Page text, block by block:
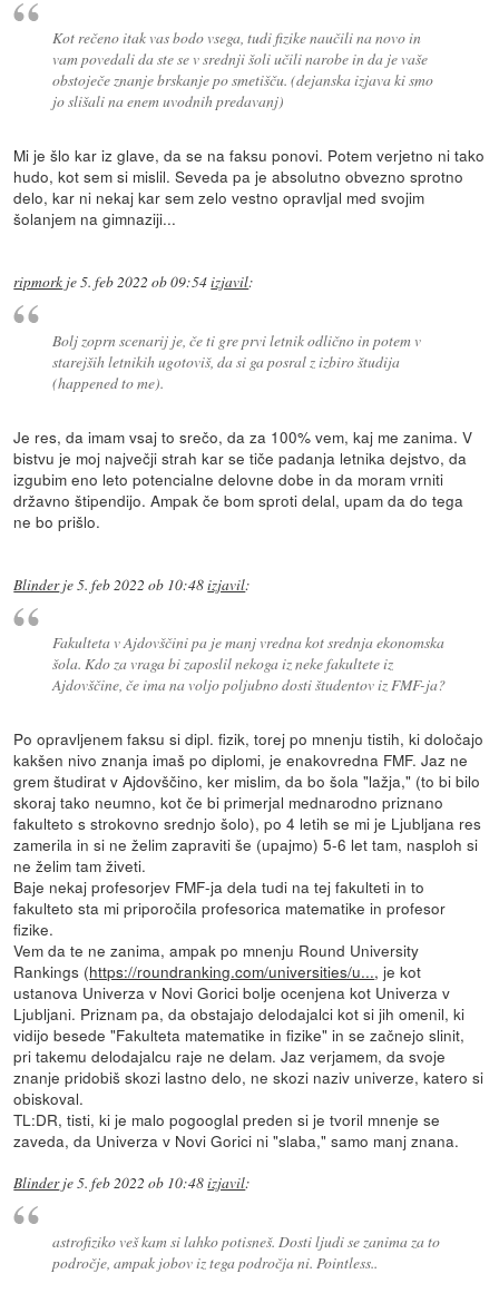
Kot rečeno itak vas bodo vsega, tudi fizike naučili na novo in
vam povedali da ste se v srednji šoli učili narobe in da je vaše
obstoječe znanje brskanje po smetišču. (dejanska izjava ki smo
jo slišali na enem uvodnih predavanj)
Mi je šlo kar iz glave, da se na faksu ponovi. Potem verjetno ni tako
hudo, kot sem si mislil. Seveda pa je absolutno obvezno sprotno
delo, kar ni nekaj kar sem zelo vestno opravljal med svojim
šolanjem na gimnaziji...
ripmork je5. feb 2022 ob 09:54izjavil:
Bolj zoprn scenarij je, če ti gre prvi letnik odlično in potem v
starejših letnikih ugotoviš, da si ga posral z izbiro študija
(happened to me).
Je res, da imam vsaj to srečo, da za 100% vem, kaj me zanima. V
bistvu je moj največji strah kar se tiče padanja letnika dejstvo, da
izgubim eno leto potencialne delovne dobe in da moram vrniti
državno štipendijo. Ampak če bom sproti delal, upam da do tega
ne bo prišlo.
Blinderje5. feb 2022 ob 10:48izjavil:
Fakulteta v Ajdovščini pa je manj vredna kot srednja ekonomska
šola. Kdo za vraga bi zaposlil nekoga iz neke fakultete iz
Ajdovščine, če ima na voljo poljubno dosti študentov iz FMF-ja?
Po opravljenem faksu si dipl. fizik, torej po mnenju tistih, ki določajo
kakšen nivo znanja imaš po diplomi, je enakovredna FMF. Jaz ne
grem študirat v Ajdovščino, ker mislim, da bo šola "lažja," (to bi bilo
skoraj tako neumno, kot če bi primerjal mednarodno priznano
fakulteto s strokovno srednjo šolo), po 4 letih se mi je Ljubljana res
zamerila in si ne želim zapraviti še (upajmo) 5-6 let tam, nasploh si
ne želim tam živeti.
Baje nekaj profesorjev FMF-ja dela tudi na tej fakulteti in to
fakulteto sta mi priporočila profesorica matematike in profesor
fizike.
Vem da te ne zanima, ampak po mnenju Round University
Rankings (https://roundranking.com/universities/u..., je kot
ustanova Univerza v Novi Gorici bolje ocenjena kot Univerza v
Ljubljani. Priznam pa, da obstajajo delodajalci kot si jih omenil, ki
vidijo besede "Fakulteta matematike in fizike" in se začnejo slinit,
pri takemu delodajalcu raje ne delam. Jaz verjamem, da svoje
znanje pridobiš skozi lastno delo, ne skozi naziv univerze, katero si
obiskoval.
TL:DR, tisti, ki je malo pogooglal preden si je tvoril mnenje se
zaveda, da Univerza v Novi Gorici ni "slaba," samo manj znana.
Blinderje5. feb 2022 ob 10:48izjavil:
astrofiziko veš kam si lahko potisneš. Dosti ljudi se zanima za to
področje, ampak jobov iz tega področja ni. Pointless..